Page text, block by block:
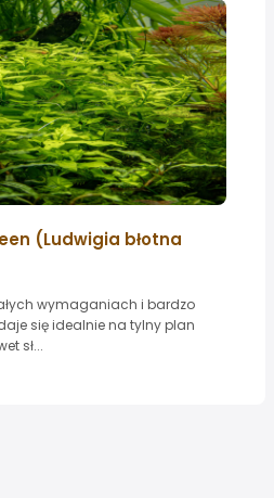
(Ludwigia błotna
wymaganiach i bardzo
się idealnie na tylny plan
sł...